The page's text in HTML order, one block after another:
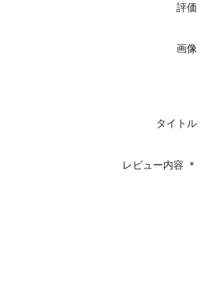
評価
画像
タイトル
レビュー内容 ＊